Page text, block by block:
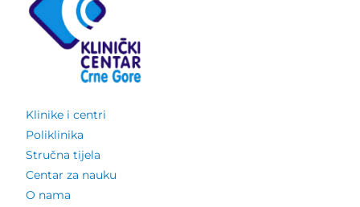
Klinike i centri
Poliklinika
Stručna tijela
Centar za nauku
O nama